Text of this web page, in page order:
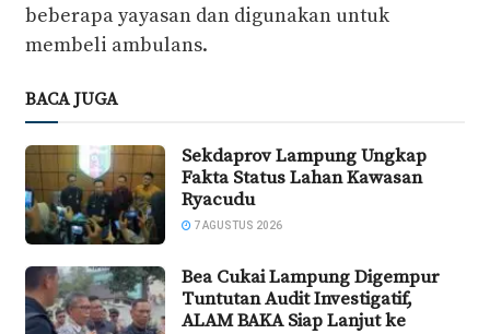
beberapa yayasan dan digunakan untuk
membeli ambulans.
BACA JUGA
Sekdaprov Lampung Ungkap
Fakta Status Lahan Kawasan
Ryacudu
7 AGUSTUS 2026
Bea Cukai Lampung Digempur
Tuntutan Audit Investigatif,
ALAM BAKA Siap Lanjut ke